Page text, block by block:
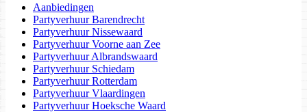
Aanbiedingen
Partyverhuur Barendrecht
Partyverhuur Nissewaard
Partyverhuur Voorne aan Zee
Partyverhuur Albrandswaard
Partyverhuur Schiedam
Partyverhuur Rotterdam
Partyverhuur Vlaardingen
Partyverhuur Hoeksche Waard